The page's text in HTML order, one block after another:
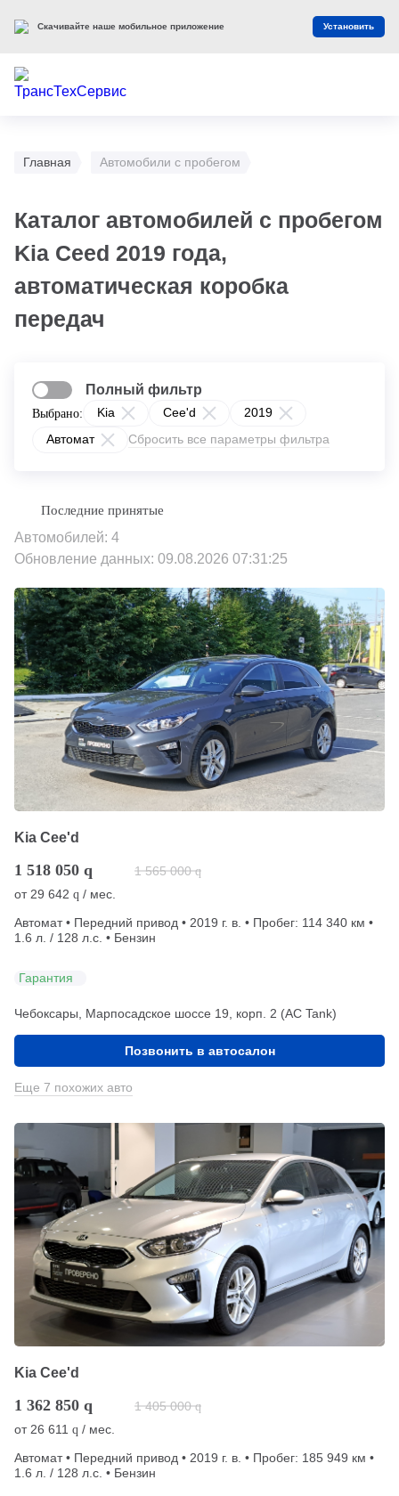
Главная Автомобили с пробегом
Каталог автомобилей с пробегом
Kia Ceed 2019 года,
автоматическая коробка
передач
Выбрано: Kia Cee'd
2019
Автомат
Сбросить все параметры фильтра
Полный фильтр
Автомобилей: 4
Обновление данных: 09.08.2026 07:31:25
Kia Cee'd
1 518 050 q 1 565 000 q
от 29 642 q / мес.
Автомат • Передний привод • 2019 г. в. • Пробег: 114 340 км •
1.6 л. / 128 л.с. • Бензин
Гарантия
Чебоксары, Марпосадское шоссе 19, корп. 2 (АС Tank)
Позвонить в автосалон
Еще 7 похожих авто
Kia Cee'd
1 362 850 q 1 405 000 q
от 26 611 q / мес.
Автомат • Передний привод • 2019 г. в. • Пробег: 185 949 км •
1.6 л. / 128 л.с. • Бензин
Скачивайте наше мобильное приложение Установить